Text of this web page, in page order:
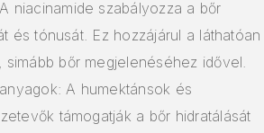
niacinamide szabályozza a bőr
és tónusát. Ez hozzájárul a láthatóan
bőr megjelenéséhez idővel.
A humektánsok és
támogatják a bőr hidratálását